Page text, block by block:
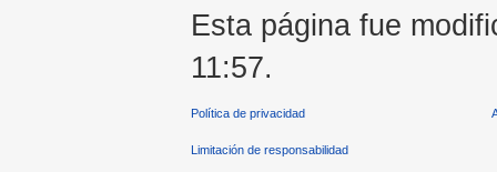
Esta página fue
11:57.
Política de privacidad
Limitación de responsabilidad